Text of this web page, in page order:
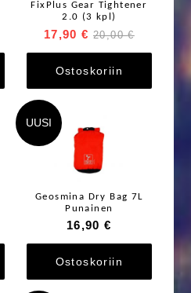
FixPlus Gear Tightener
2.0 (3 kpl)
17,90 € 20,00 €
Ostoskoriin
UUSI
Geosmina Dry Bag 7L
Punainen
16,90 €
Ostoskoriin